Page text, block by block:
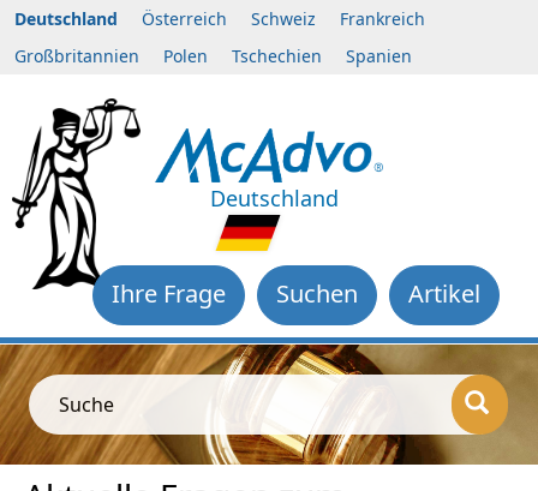
Deutschland Österreich Schweiz
Frankreich
Großbritannien
Polen Tschechien Spanien
Deutschland
Artikel
Suchen
Ihre Frage
Suche